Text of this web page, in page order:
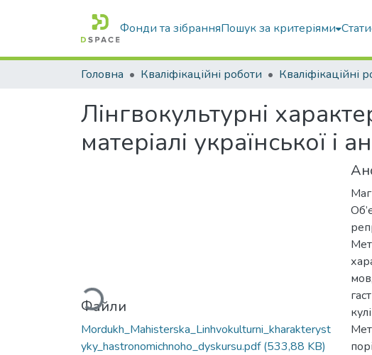
Фонди та зібранняПошук за критеріями
Головна Кваліфікаційні роботи
Лінгвокультурні
матеріалі української і
Вантажиться...
Файли
Mordukh_Mahisterska_Linhvokulturni_kharakteryst
yky_hastronomichnoho_dyskursu.pdf(533,88 KB)